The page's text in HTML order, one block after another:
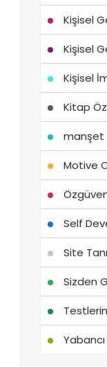
Kişisel
Kişisel
Kişisel
Kitap
manşet
Motive
Self
Site
Sizden
Yabancı